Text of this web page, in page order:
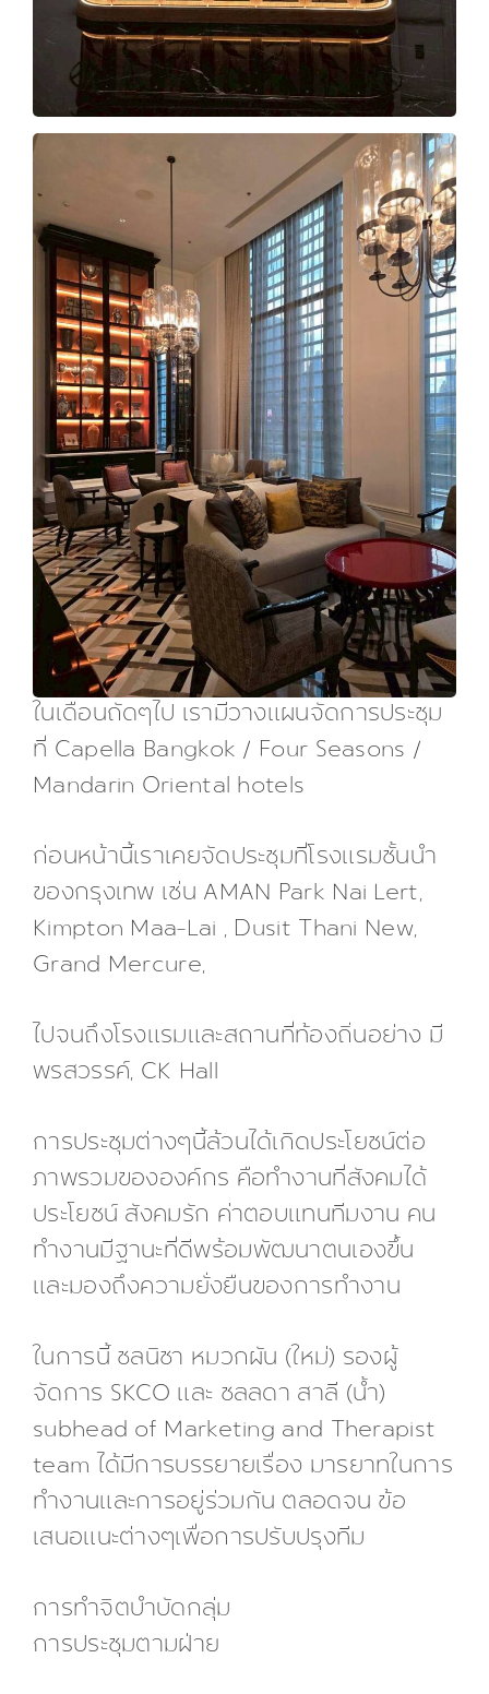
ในเดือนถัดๆไป เรามีวางแผนจัดการประชุม
ที่ Capella Bangkok / Four Seasons /
Mandarin Oriental hotels
ก่อนหน้านี้เราเคยจัดประชุมที่โรงแรมชั้นนำ
ของกรุงเทพ เช่น AMAN Park Nai Lert,
Kimpton Maa-Lai , Dusit Thani New,
Grand Mercure,
ไปจนถึงโรงแรมและสถานที่ท้องถิ่นอย่าง มี
พรสวรรค์, CK Hall
การประชุมต่างๆนี้ล้วนได้เกิดประโยชน์ต่อ
ภาพรวมขององค์กร คือทำงานที่สังคมได้
ประโยชน์ สังคมรัก ค่าตอบแทนทีมงาน คน
ทำงานมีฐานะที่ดีพร้อมพัฒนาตนเองขึ้น
และมองถึงความยั่งยืนของการทำงาน
ในการนี้ ชลนิชา หมวกผัน (ใหม่) รองผู้
จัดการ SKCO และ ชลลดา สาลี (น้ำ)
subhead of Marketing and Therapist
team ได้มีการบรรยายเรื่อง มารยาทในการ
ทำงานและการอยู่ร่วมกัน ตลอดจน ข้อ
เสนอแนะต่างๆเพื่อการปรับปรุงทีม
การทำจิตบำบัดกลุ่ม
การประชุมตามฝ่าย